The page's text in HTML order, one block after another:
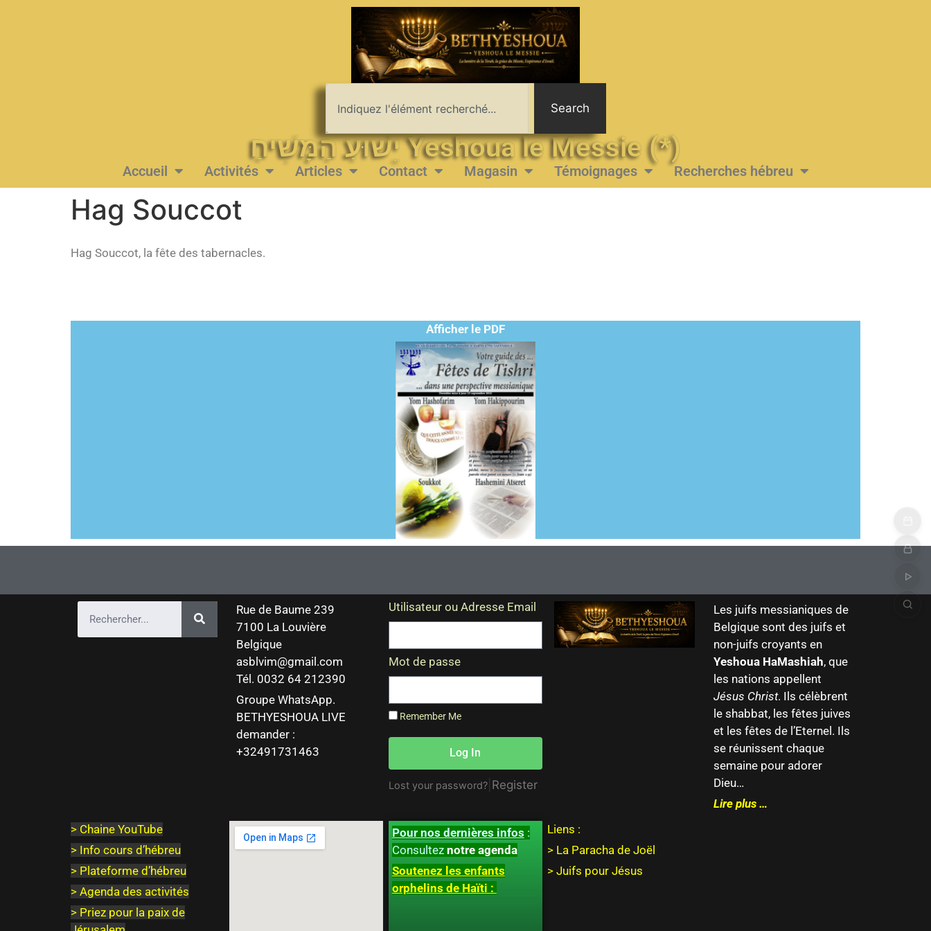
Search
יֵשׁוּעַ הַמָּשִׁיחַ Yeshoua le Messie (*)
Accueil Activités Articles Contact Magasin Témoignages Recherches hébreu
Hag Souccot
Hag Souccot, la fête des tabernacles.
Afficher le PDF
Rue de Baume 239
7100 La Louvière
Belgique
asblvim@gmail.com
Tél. 0032 64 212390
Groupe WhatsApp.
BETHYESHOUA LIVE
demander :
+32491731463
Utilisateur ou Adresse Email
Mot de passe
Remember Me
Log In
Lost your password?| Register
Les juifs messianiques de
Belgique sont des juifs et
non-juifs croyants en
Yeshoua HaMashiah, que
les nations appellent
Jésus Christ. Ils célèbrent
le shabbat, les fêtes juives
et les fêtes de l’Eternel. Ils
se réunissent chaque
semaine pour adorer
Dieu…
Lire plus …
> Chaine YouTube
> Info cours d’hébreu
> Plateforme d’hébreu
> Agenda des activités
> Priez pour la paix de
Pour nos dernières infos :
Consultez notre agenda
Soutenez les enfants
orphelins de Haïti :
Liens :
> La Paracha de Joël
>Juifs pour Jésus